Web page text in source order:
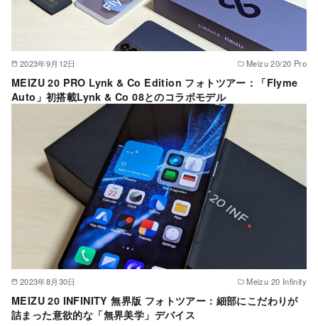
2023年9月12日 Meizu 20/20 Pro
MEIZU 20 PRO Lynk & Co Edition フォトツアー：「Flyme
Auto」初搭載Lynk & Co 08とのコラボモデル
2023年8月30日 Meizu 20 Infinity
MEIZU 20 INFINITY 無界版 フォトツアー：細部にこだわりが
詰まった意欲的な「無界美学」デバイス